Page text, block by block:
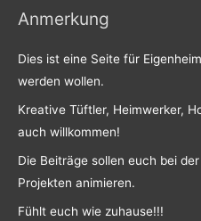
Anmerkung
Dies ist eine Seite für
werden wollen.
Kreative Tüftler, Heimwerker,
auch willkommen!
Die Beiträge sollen euch bei
Projekten animieren.
Fühlt euch wie zuhause!!!